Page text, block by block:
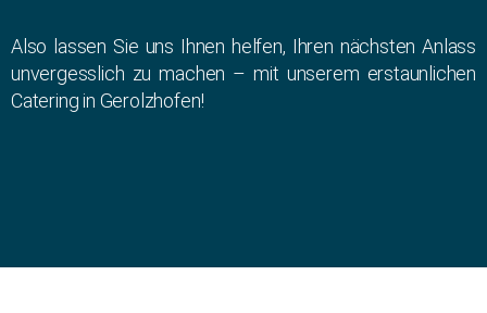
Also lassen Sie uns Ihnen helfen, Ihren nächsten Anlass
unvergesslich zu machen – mit unserem erstaunlichen
Catering in Gerolzhofen!